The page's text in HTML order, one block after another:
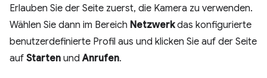
Erlauben Sie der Seite zuerst, die Kamera zu verwenden.
Wählen Sie dann im Bereich Netzwerkdas konfigurierte
benutzerdefinierte Profil aus und klicken Sie auf der Seite
auf Starten undAnrufen.